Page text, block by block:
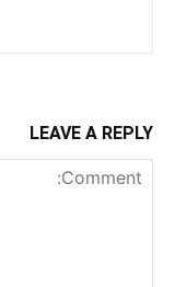
LEAVE A REPLY